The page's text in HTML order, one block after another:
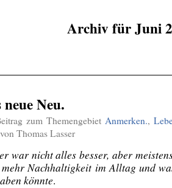
Archiv für Juni
neue Neu.
zum Themengebiet Anmerken.,
Thomas Lasser
war nicht alles besser, aber
mehr Nachhaltigkeit im Alltag und
könnte.